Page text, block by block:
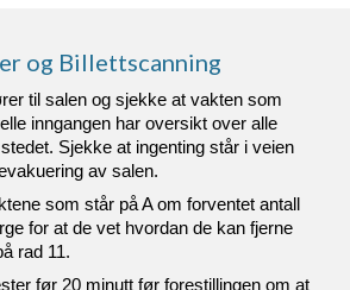
og Billettscanning
til salen og sjekke at vakten som
inngangen har oversikt over alle
Sjekke at ingenting står i veien
av salen.
som står på A om forventet antall
for at de vet hvordan de kan fjerne
rad 11.
før 20 minutt før forestillingen om at